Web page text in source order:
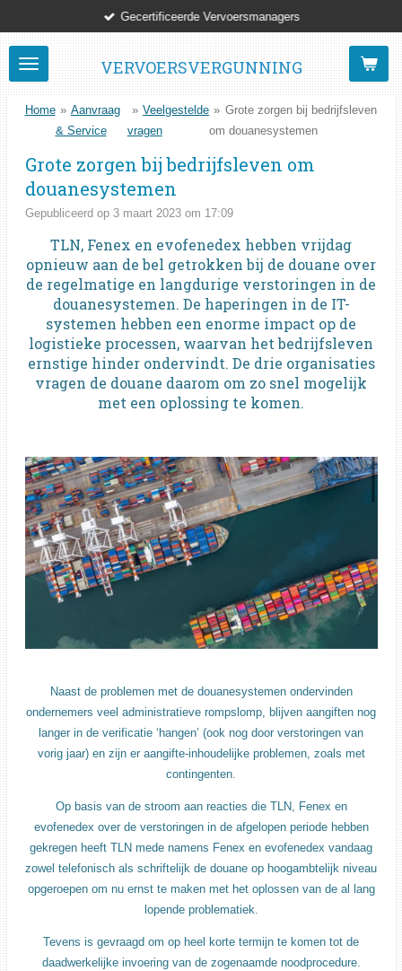
direct
naar
de
VERVOERSVERGUNNING
Gecertificeerde Vervoersmanagers
Home » Aanvraag
& Service
» Veelgestelde
vragen
» Grote zorgen bij bedrijfsleven
om douanesystemen
Grote zorgen bij bedrijfsleven om
douanesystemen
Gepubliceerd op 3 maart 2023 om 17:09
TLN, Fenex en evofenedex hebben vrijdag
opnieuw aan de bel getrokken bij de douane over
de regelmatige en langdurige verstoringen in de
douanesystemen. De haperingen in de IT-
systemen hebben een enorme impact op de
logistieke processen, waarvan het bedrijfsleven
ernstige hinder ondervindt. De drie organisaties
vragen de douane daarom om zo snel mogelijk
met een oplossing te komen.
Naast de problemen met de douanesystemen ondervinden
ondernemers veel administratieve rompslomp, blijven aangiften nog
langer in de verificatie ‘hangen’ (ook nog door verstoringen van
vorig jaar) en zijn er aangifte-inhoudelijke problemen, zoals met
contingenten.
Op basis van de stroom aan reacties die TLN, Fenex en
evofenedex over de verstoringen in de afgelopen periode hebben
gekregen heeft TLN mede namens Fenex en evofenedex vandaag
zowel telefonisch als schriftelijk de douane op hoogambtelijk niveau
opgeroepen om nu ernst te maken met het oplossen van de al lang
lopende problematiek.
Tevens is gevraagd om op heel korte termijn te komen tot de
daadwerkelijke invoering van de zogenaamde noodprocedure.